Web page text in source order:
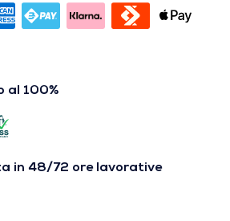
al 100%
in 48/72 ore lavorative